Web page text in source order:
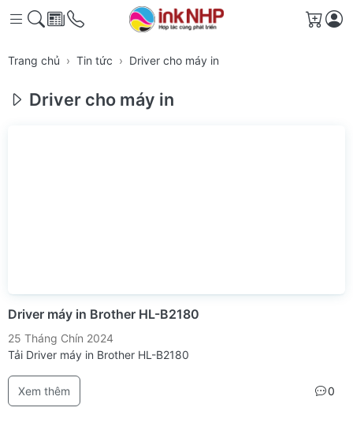
Giỏ
Trang chủ Tin tức Driver cho máy in
Driver cho máy in
Driver máy in Brother HL-B2180
25 Tháng Chín 2024
Tải Driver máy in Brother HL-B2180
Xem thêm 0